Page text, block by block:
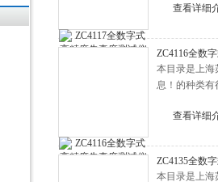
查看详细
ZC4116全数
本目录是上海
息！的种类有
查看详细
ZC4135全数
本目录是上海